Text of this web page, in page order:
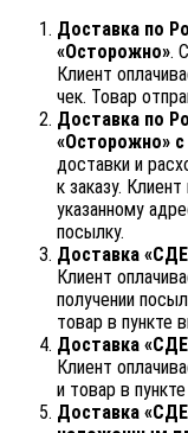
Доставка по
«Осторожно».
Клиент
чек. Товар
Доставка по
«Осторожно»
доставки и
к заказу.
указанному
посылку.
Доставка
Клиент
получении
товар в пункте
Доставка
Клиент
и товар в
Доставка